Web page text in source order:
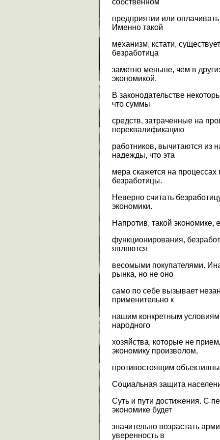
собственном
предприятии или
Именно такой
механизм, кстати,
безработица
заметно меньше, чем в
экономикой.
В законодательстве
что суммы
средств, затраченные на
переквалификацию
работников, вычитаются из
надежды, что эта
мера скажется на
безработицы.
Неверно считать
экономики.
Напротив, такой экономике,
функционирования,
являются
весомыми покупателями.
рынка, но не оно
само по себе вызывает
применительно к
нашим конкретным
народного
хозяйства, которые не
экономику произволом,
противостоящим
Социальная защита
Суть и пути достижения. С
экономике будет
значительно возрастать
уверенность в